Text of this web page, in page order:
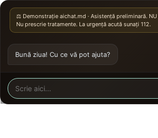
⚖️ Demonstrație aichat.md · Asistență preliminară.
Nu prescrie tratamente. La urgență acută sunați 112.
Bună ziua! Cu ce vă pot ajuta?